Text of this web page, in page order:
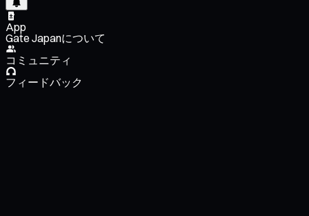
App
Gate Japanについて
コミュニティ
フィードバック